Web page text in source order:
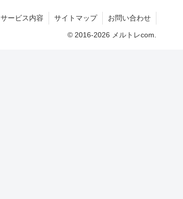
サービス内容 サイトマップ お問い合わせ
© 2016-2026 メルトレcom.